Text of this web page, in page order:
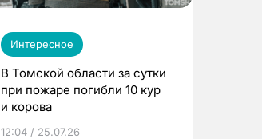
Интересное
В Томской области за сутки
при пожаре погибли 10 кур
и корова
12:04 / 25.07.26